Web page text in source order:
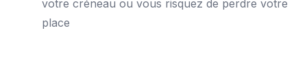
votre créneau ou vous risquez de perdre votre
place